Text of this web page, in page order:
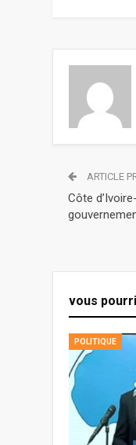
ARTICLE
Côte
vous
POLITIQUE